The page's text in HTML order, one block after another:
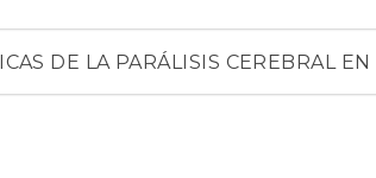
DE LA PARÁLISIS CEREBRAL EN